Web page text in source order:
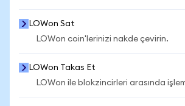
LOWon Sat
LOWon coin'lerinizi nakde çevirin.
LOWon Takas Et
LOWon ile blokzincirleri arasında